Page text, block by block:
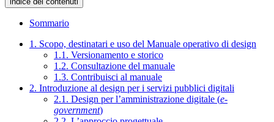
Sommario
1. Scopo, destinatari e uso del Manuale operativo di design
1.1. Versionamento e storico
1.2. Consultazione del manuale
1.3. Contribuisci al manuale
2. Introduzione al design per i servizi pubblici digitali
2.1. Design per l’amministrazione digitale (e-
government)